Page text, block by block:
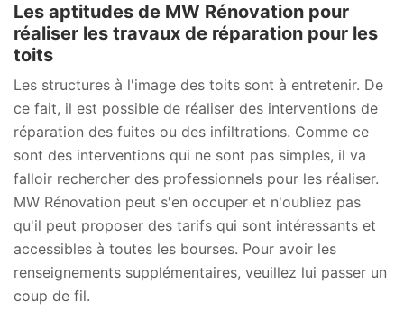
Les aptitudes de MW Rénovation pour
réaliser les travaux de réparation pour les
toits
Les structures à l'image des toits sont à entretenir. De
ce fait, il est possible de réaliser des interventions de
réparation des fuites ou des infiltrations. Comme ce
sont des interventions qui ne sont pas simples, il va
falloir rechercher des professionnels pour les réaliser.
MW Rénovation peut s'en occuper et n'oubliez pas
qu'il peut proposer des tarifs qui sont intéressants et
accessibles à toutes les bourses. Pour avoir les
renseignements supplémentaires, veuillez lui passer un
coup de fil.